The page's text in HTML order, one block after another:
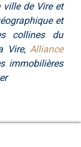
de Vire et
et
collines du
Vire, Alliance
immobilières